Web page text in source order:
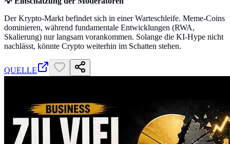
Der Krypto-Markt befindet sich in einer Warteschleife. Meme-Coins
dominieren, während fundamentale Entwicklungen (RWA,
Skalierung) nur langsam vorankommen. Solange die KI-Hype nicht
nachlässt, könnte Crypto weiterhin im Schatten stehen.
QUELLE